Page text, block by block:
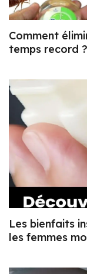
Comment
temps record ?
Les bienfaits
les femmes